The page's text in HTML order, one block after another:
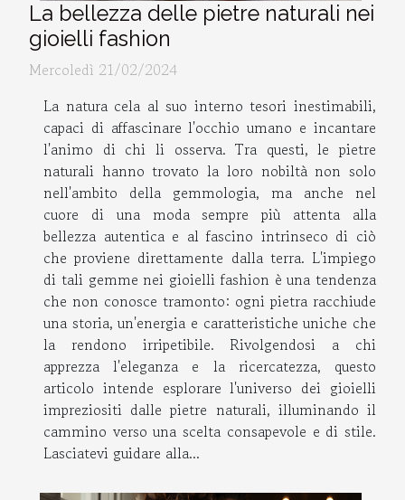
La bellezza delle pietre naturali nei
gioielli fashion
Mercoledì 21/02/2024
La natura cela al suo interno tesori inestimabili,
capaci di affascinare l'occhio umano e incantare
l'animo di chi li osserva. Tra questi, le pietre
naturali hanno trovato la loro nobiltà non solo
nell'ambito della gemmologia, ma anche nel
cuore di una moda sempre più attenta alla
bellezza autentica e al fascino intrinseco di ciò
che proviene direttamente dalla terra. L'impiego
di tali gemme nei gioielli fashion è una tendenza
che non conosce tramonto: ogni pietra racchiude
una storia, un'energia e caratteristiche uniche che
la rendono irripetibile. Rivolgendosi a chi
apprezza l'eleganza e la ricercatezza, questo
articolo intende esplorare l'universo dei gioielli
impreziositi dalle pietre naturali, illuminando il
cammino verso una scelta consapevole e di stile.
Lasciatevi guidare alla...